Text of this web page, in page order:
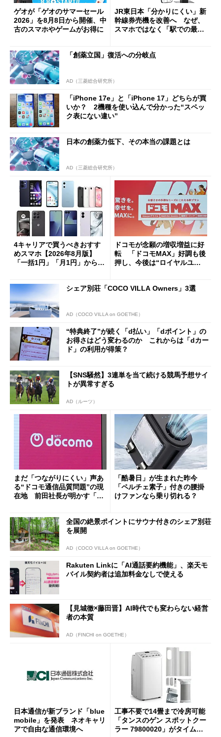
ゲオが「ゲオのサマーセール
2026」を8月8日から開催、中
古のスマホやゲームがお得に
JR東日本「分かりにくい」新
幹線券売機を改善へ なぜ、
スマホではなく「駅での最短
「創薬立国」復活への分岐点
AD（三菱総合研究所）
「iPhone 17e」と「iPhone 17」どちらが買
いか？ 2機種を使い込んで分かった“スペッ
ク表にない違い”
日本の創薬力低下、その本当の課題とは
AD（三菱総合研究所）
4キャリアで買うべきおすす
めスマホ【2026年8月版】
「一括1円」「月1円」からお
ドコモが念願の増収増益に好
転 「ドコモMAX」好調も後
押し、今後は“ロイヤルユー
シェア別荘「COCO VILLA Owners」3選
AD（COCO VILLA on GOETHE）
“特典終了”が続く「d払い」「dポイント」の
お得さはどう変わるのか これからは「dカー
ド」の利用が得策？
【SNS騒然】3連単を当て続ける競馬予想サイ
トが異常すぎる
AD（ルーツ）
まだ「つながりにくい」声あ
る“ドコモ通信品質問題”の現
在地 前田社長が明かす「道
「酷暑日」が生まれた昨今
「ペルチェ素子」付きの腰掛
けファンなら乗り切れる？
全国の絶景ポイントにサウナ付きのシェア別荘
を展開
AD（COCO VILLA on GOETHE）
Rakuten Linkに「AI通話要約機能」、楽天モ
バイル契約者は追加料金なしで使える
【見城徹×藤田晋】AI時代でも変わらない経営
者の本質
AD（FINCHI on GOETHE）
日本通信が新ブランド「blue
mobile」を発表 ネオキャリ
アで自由な通信環境へ
工事不要で14畳まで冷房可能
「タンスのゲン スポットクー
ラー 79800020」がタイムセ